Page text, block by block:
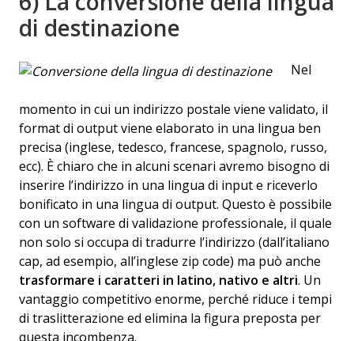
di destinazione
Nel
momento in cui un indirizzo postale viene validato, il
format di output viene elaborato in una lingua ben
precisa (inglese, tedesco, francese, spagnolo, russo,
ecc). È chiaro che in alcuni scenari avremo bisogno di
inserire l’indirizzo in una lingua di input e riceverlo
bonificato in una lingua di output. Questo è possibile
con un software di validazione professionale, il quale
non solo si occupa di tradurre l’indirizzo (dall’italiano
cap, ad esempio, all’inglese zip code) ma può anche
trasformare i caratteri in latino, nativo e altri. Un
vantaggio competitivo enorme, perché riduce i tempi
di traslitterazione ed elimina la figura preposta per
questa incombenza.